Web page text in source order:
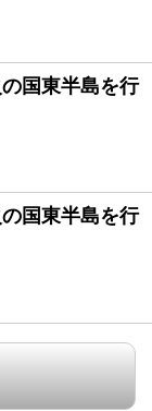
国東半島を行
国東半島を行